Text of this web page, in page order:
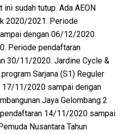
sudah tutup. Ada AEON
2020/2021. Periode
dengan 06/12/2020.
Periode pendaftaran
30/11/2020. Jardine Cycle &
Sarjana (S1) Reguler
11/2020 sampai dengan
Jaya Gelombang 2
14/11/2020 sampai
Nusantara Tahun